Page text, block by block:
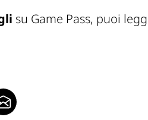
su Game Pass, puoi